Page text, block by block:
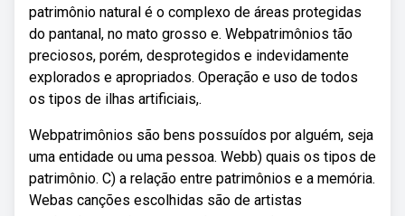
patrimônio natural é o complexo de áreas protegidas
do pantanal, no mato grosso e. Webpatrimônios tão
preciosos, porém, desprotegidos e indevidamente
explorados e apropriados. Operação e uso de todos
os tipos de ilhas artificiais,.
Webpatrimônios são bens possuídos por alguém, seja
uma entidade ou uma pessoa. Webb) quais os tipos de
patrimônio. C) a relação entre patrimônios e a memória.
Webas canções escolhidas são de artistas